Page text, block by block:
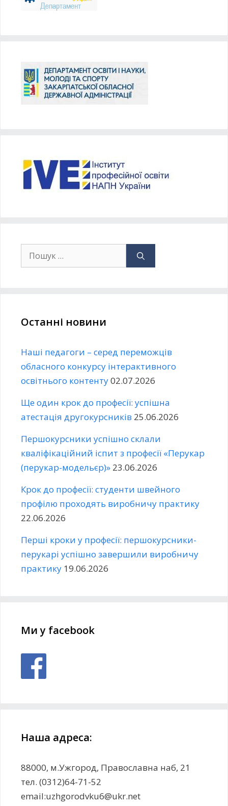
Останні новини
Наші педагоги – серед переможців
обласного конкурсу інтерактивного
освітнього контенту02.07.2026
Ще один крок до професії: успішна
атестація другокурсників 25.06.2026
Першокурсники успішно склали
кваліфікаційний іспит з професії «Перукар
(перукар-модельєр)» 23.06.2026
Крок до професії: студенти швейного
профілю проходять виробничу практику
22.06.2026
Перші кроки у професії: першокурсники-
перукарі успішно завершили виробничу
практику 19.06.2026
Ми у facebook
Наша адреса:
88000, м.Ужгород, Православна наб, 21
тел. (0312)64-71-52
email:uzhgorodvku6@ukr.net